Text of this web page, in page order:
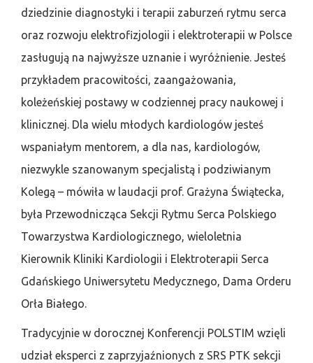
dziedzinie diagnostyki i terapii zaburzeń rytmu serca
oraz rozwoju elektrofizjologii i elektroterapii w Polsce
zasługują na najwyższe uznanie i wyróżnienie. Jesteś
przykładem pracowitości, zaangażowania,
koleżeńskiej postawy w codziennej pracy naukowej i
klinicznej. Dla wielu młodych kardiologów jesteś
wspaniałym mentorem, a dla nas, kardiologów,
niezwykle szanowanym specjalistą i podziwianym
Kolegą – mówiła w laudacji prof. Grażyna Świątecka,
była Przewodnicząca Sekcji Rytmu Serca Polskiego
Towarzystwa Kardiologicznego, wieloletnia
Kierownik Kliniki Kardiologii i Elektroterapii Serca
Gdańskiego Uniwersytetu Medycznego, Dama Orderu
Orła Białego.
Tradycyjnie w dorocznej Konferencji POLSTIM wzięli
udział eksperci z zaprzyjaźnionych z SRS PTK sekcji